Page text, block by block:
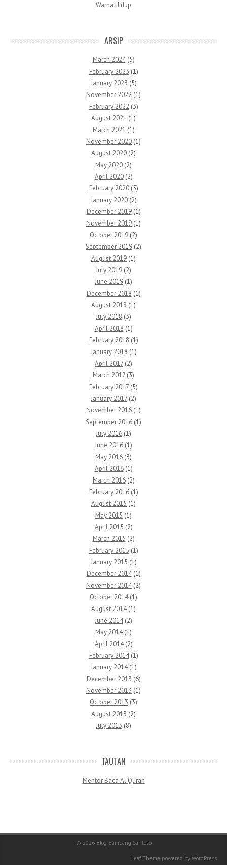
Warna Hidup
ARSIP
March 2024(5)
February 2023 (1)
January 2023 (5)
November 2022 (1)
February 2022 (3)
August 2021 (1)
March 2021 (1)
November 2020 (1)
August 2020 (2)
May 2020 (2)
April 2020(2)
February 2020(5)
January 2020(2)
December 2019(1)
November 2019 (1)
October 2019 (2)
September 2019 (2)
August 2019 (1)
July 2019 (2)
June 2019 (1)
December 2018 (1)
August 2018 (1)
July 2018 (3)
April 2018 (1)
February 2018 (1)
January 2018 (1)
April 2017 (2)
March 2017 (3)
February 2017 (5)
January 2017 (2)
November 2016 (1)
September 2016 (1)
July 2016 (1)
June 2016 (1)
May 2016 (3)
April 2016(1)
March 2016(2)
February 2016(1)
August 2015 (1)
May 2015 (1)
April 2015 (2)
March 2015 (2)
February 2015 (1)
January 2015 (1)
December 2014(1)
November 2014(2)
October 2014(1)
August 2014(1)
June 2014(2)
May 2014(1)
April 2014(2)
February 2014(1)
January 2014(1)
December 2013 (6)
November 2013 (1)
October 2013 (3)
August 2013 (2)
July 2013 (8)
TAUTAN
Mentor Baca Al Quran
© 2026 Blog Bambang Santoso
Leaf Theme powered by WordPress